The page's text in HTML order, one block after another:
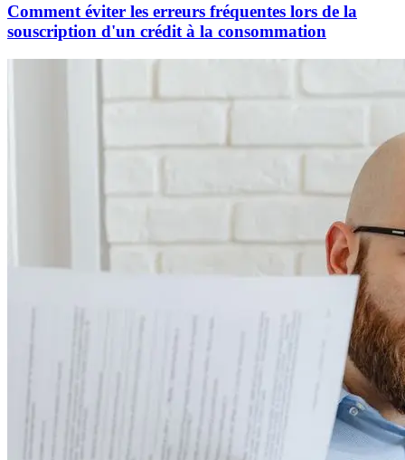
Comment éviter les erreurs fréquentes lors de la
souscription d'un crédit à la consommation